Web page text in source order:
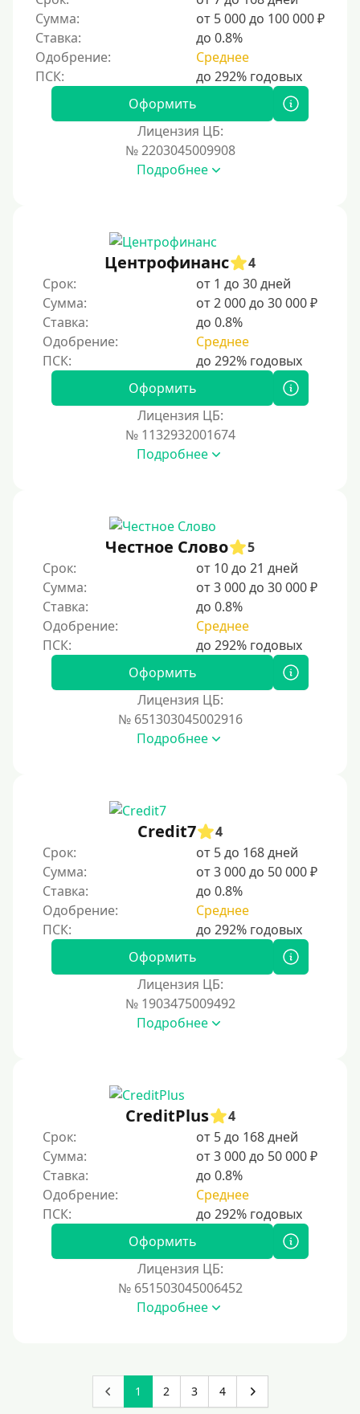
Сумма:
от 5 000 до 100 000 ₽
Ставка:
до 0.8%
Одобрение:
Среднее
Оформить
Лицензия ЦБ:
№ 2203045009908
Подробнее
Центрофинанс
4
Срок:
от 1 до 30 дней
Сумма:
от 2 000 до 30 000 ₽
Ставка:
до 0.8%
Одобрение:
Среднее
Оформить
Лицензия ЦБ:
№ 1132932001674
Подробнее
Честное Слово
5
Срок:
от 10 до 21 дней
Сумма:
от 3 000 до 30 000 ₽
Ставка:
до 0.8%
Одобрение:
Среднее
Оформить
Лицензия ЦБ:
№ 651303045002916
Подробнее
Credit7
4
Срок:
от 5 до 168 дней
Сумма:
от 3 000 до 50 000 ₽
Ставка:
до 0.8%
Одобрение:
Среднее
Оформить
Лицензия ЦБ:
№ 1903475009492
Подробнее
CreditPlus
4
Срок:
от 5 до 168 дней
Сумма:
от 3 000 до 50 000 ₽
Ставка:
до 0.8%
Одобрение:
Среднее
Оформить
Лицензия ЦБ:
№ 651503045006452
Подробнее
1 2 3 4